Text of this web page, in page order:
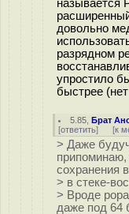
называется
довольно
разрядном
упростило
быстрее
5.85 ,Брат
[ответить] [к
> Даже
сохранения
> в стеке-
> Вроде
даже под 64